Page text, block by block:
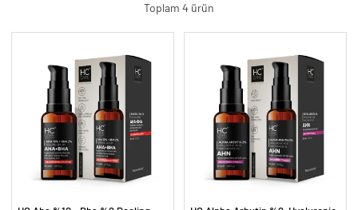
Toplam 4 ürün